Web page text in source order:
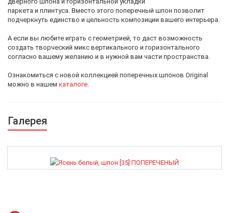
паркета и плинтуса. Вместо этого поперечный шпон позволит
подчеркнуть единство и цельность композиции вашего интерьера.
А если вы любите играть с геометрией, то даст возможность
создать творческий микс вертикального и горизонтального
согласно вашему желанию и в нужной вам части пространства.
Ознакомиться с новой коллекцией поперечных шпонов Original
можно в нашем каталоге.
Галерея